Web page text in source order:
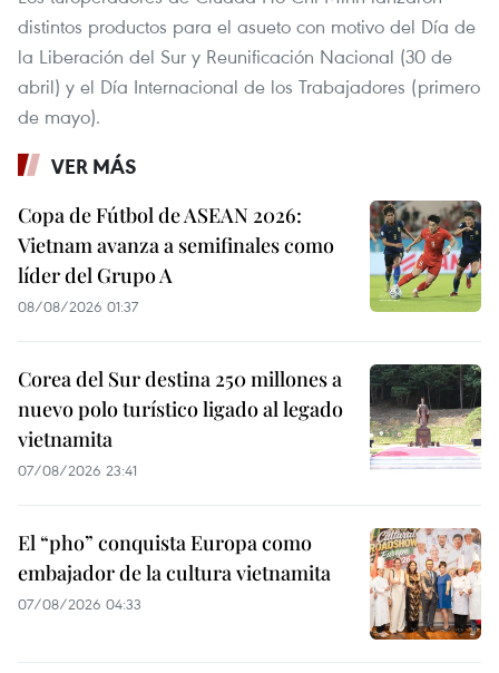
distintos productos para el asueto con motivo del Día de
la Liberación del Sur y Reunificación Nacional (30 de
abril) y el Día Internacional de los Trabajadores (primero
de mayo).
VER MÁS
Copa de Fútbol de ASEAN 2026:
Vietnam avanza a semifinales como
líder del Grupo A
08/08/2026 01:37
Corea del Sur destina 250 millones a
nuevo polo turístico ligado al legado
vietnamita
07/08/2026 23:41
El “pho” conquista Europa como
embajador de la cultura vietnamita
07/08/2026 04:33